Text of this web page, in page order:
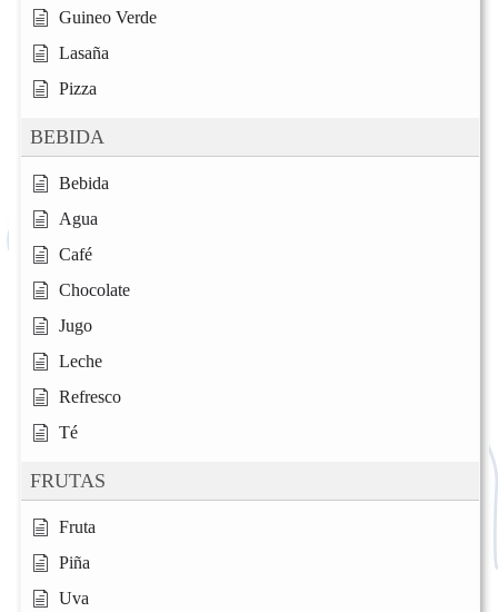
Guineo Verde
Lasaña
Pizza
BEBIDA
Bebida
Agua
Café
Chocolate
Jugo
Leche
Refresco
Té
FRUTAS
Fruta
Piña
Uva